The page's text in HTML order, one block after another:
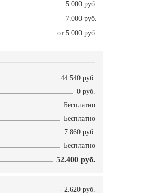
5.000 руб.
7.000 руб.
от 5.000 руб.
44.540 руб.
0 руб.
Бесплатно
Бесплатно
7.860 руб.
Бесплатно
52.400 руб.
- 2.620 руб.